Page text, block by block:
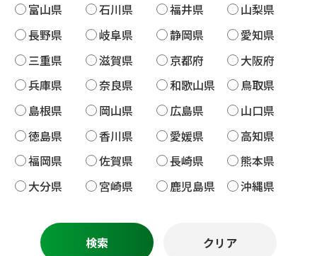
富山県
石川県 福井県
山梨県
長野県
岐阜県 静岡県
愛知県
三重県
滋賀県 京都府
大阪府
兵庫県
奈良県 和歌山県
鳥取県
島根県
岡山県 広島県
山口県
徳島県
香川県 愛媛県
高知県
福岡県
佐賀県 長崎県
熊本県
大分県
宮崎県 鹿児島県 沖縄県